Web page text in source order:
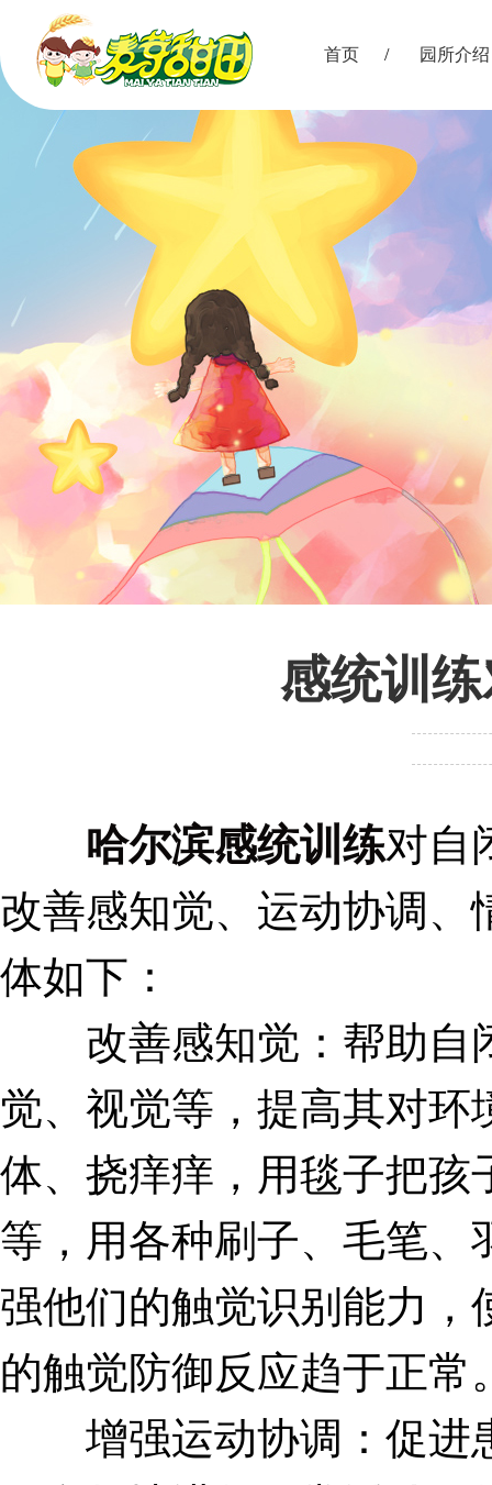
首页 园所介绍
感统训
哈尔滨感统训练对自
改善感知觉、运动协调、
体如下：
改善感知觉：帮助自
觉、视觉等，提高其对
体、挠痒痒，用毯子把孩
等，用各种刷子、毛笔、
强他们的触觉识别能力，
的触觉防御反应趋于正常
增强运动协调：促进